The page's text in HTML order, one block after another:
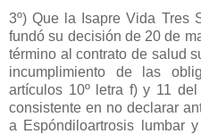
3º) Que la Isapre Vida Tres
fundó su decisión de 20 de
término al contrato de salud
incumplimiento de las
artículos 10º letra f) y 11
consistente en no declarar
a Espóndiloartrosis lumbar